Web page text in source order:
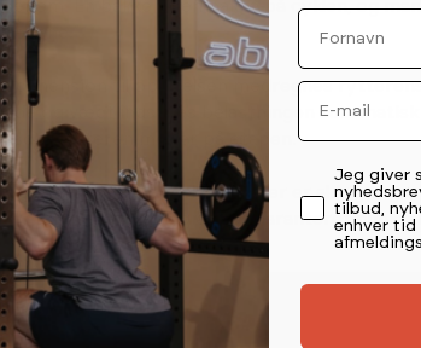
En bakke er en bakke på cyklen, og
dimension til oplevelsen medregnes
og vægt indstilles belastningen automatisk
som rytteren møder på etapen.
som at være der selv. Men der er aldrig regn,
temperaturen, og der er garanteret
Fornavn
Email
Permission
Jeg giver
tilbud,
enhver tid